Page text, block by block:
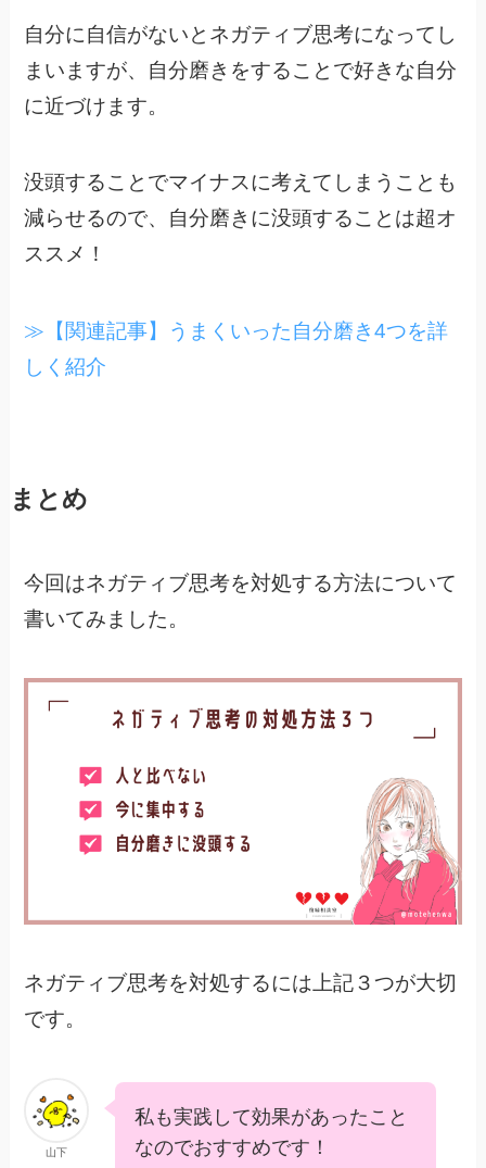
自分に自信がないとネガティブ思考になってし
まいますが、自分磨きをすることで好きな自分
に近づけます。
没頭することでマイナスに考えてしまうことも
減らせるので、自分磨きに没頭することは超オ
ススメ！
≫【関連記事】うまくいった自分磨き4つを詳
しく紹介
まとめ
今回はネガティブ思考を対処する方法について
書いてみました。
ネガティブ思考を対処するには上記３つが大切
です。
山下
私も実践して効果があったこと
なのでおすすめです！